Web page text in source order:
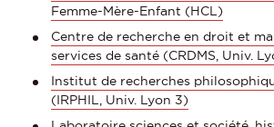
Femme-Mère-Enfant (HCL)
Centre de recherche en droit et
services de santé (CRDMS, Univ.
Institut de recherches
(IRPHIL, Univ. Lyon 3)